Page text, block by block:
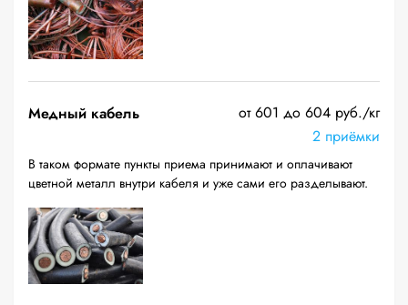
Медный кабель
от 601 до 604 руб./кг
2 приёмки
В таком формате пункты приема принимают и оплачивают
цветной металл внутри кабеля и уже сами его разделывают.